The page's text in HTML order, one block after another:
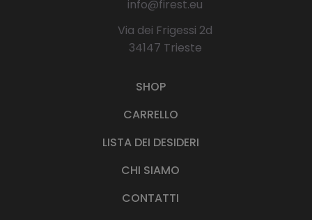
info@firest.eu
Via dei Frigessi 2d
34147 Trieste
SHOP
CARRELLO
LISTA DEI DESIDERI
CHI SIAMO
CONTATTI